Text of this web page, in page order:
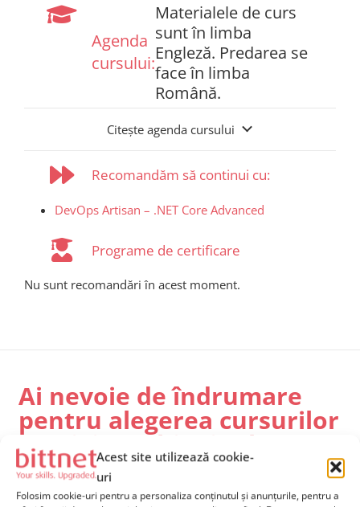
Acest site utilizează cookie-
uri
Folosim cookie-uri pentru a personaliza conținutul și anunțurile, pentru a
Agenda
cursului:
Materialele de curs
sunt în limba
Engleză. Predarea se
face în limba
Română.
Citește agenda cursului
Recomandăm să continui cu:
DevOps Artisan – .NET Core Advanced
Programe de certificare
Nu sunt recomandări în acest moment.
Ai nevoie de îndrumare
pentru alegerea cursurilor
potrivite echipei tale?
Contactează-neși solicită mai multe informații, iar unul
dintre consultanții noștri va reveni către tine în cel mai